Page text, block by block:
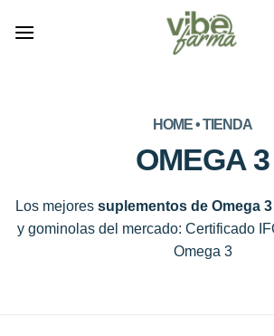
HOME • TIENDA
OMEGA 3
Los mejores suplementos de Omega 3
y gominolas del mercado: Certificado
Omega 3